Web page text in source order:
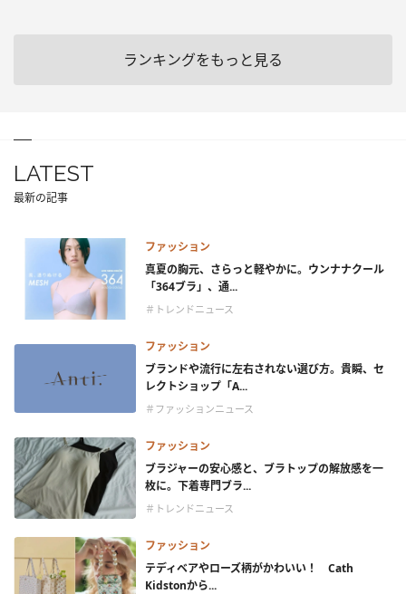
ランキングをもっと見る
LATEST
最新の記事
ファッション
真夏の胸元、さらっと軽やかに。ウンナナクール
「364ブラ」、通...
＃トレンドニュース
ファッション
ブランドや流行に左右されない選び方。貴瞬、セ
レクトショップ「A...
＃ファッションニュース
ファッション
ブラジャーの安心感と、ブラトップの解放感を一
枚に。下着専門ブラ...
＃トレンドニュース
ファッション
テディベアやローズ柄がかわいい！ Cath
Kidstonから...